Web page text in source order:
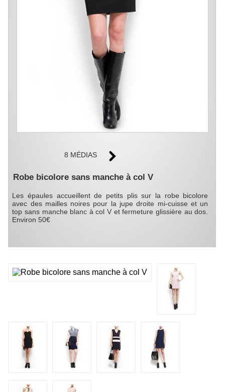
8 MÉDIAS
Robe bicolore sans manche à col V
Les épaules accueillent de petits plis sur la robe bicolore
avec des mailles noires pour la jupe droite mi-cuisse et un
top sans manche blanc à col V et fermeture glissière au dos.
Environ 50€